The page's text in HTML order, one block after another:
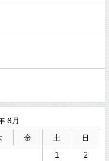
8月
金 土 日
1 2